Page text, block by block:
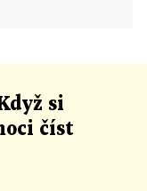
si
číst